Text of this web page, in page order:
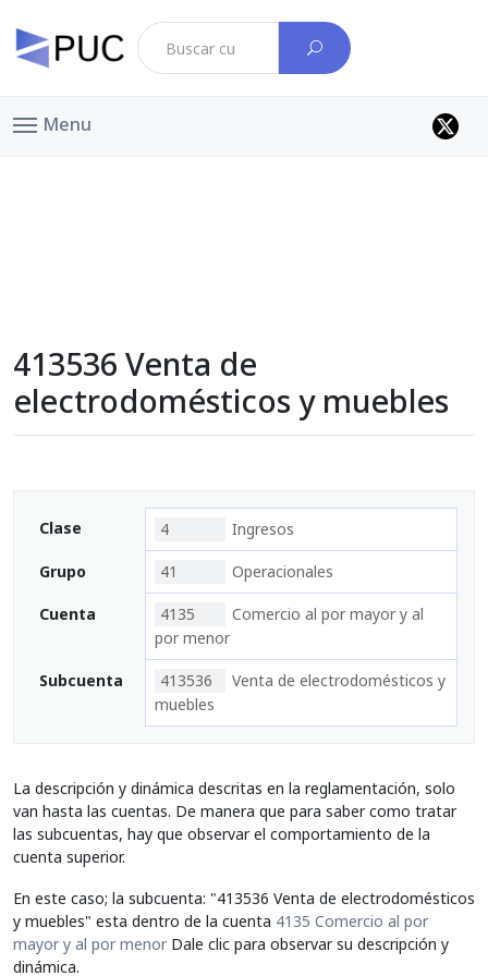
Menu
413536 Venta de
electrodomésticos y muebles
Clase 4 Ingresos
Grupo 41 Operacionales
Cuenta 4135
Comercio al por mayor y al
por menor
Subcuenta 413536
Venta de electrodomésticos y
muebles
La descripción y dinámica descritas en la reglamentación, solo
van hasta las cuentas. De manera que para saber como tratar
las subcuentas, hay que observar el comportamiento de la
cuenta superior.
En este caso; la subcuenta: "413536 Venta de electrodomésticos
y muebles" esta dentro de la cuenta 4135 Comercio al por
mayor y al por menor Dale clic para observar su descripción y
dinámica.